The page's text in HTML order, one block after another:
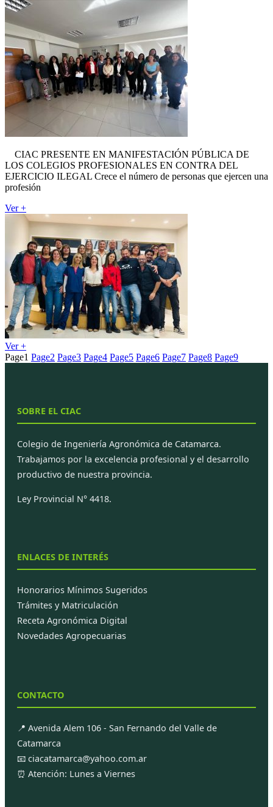
CIAC PRESENTE EN MANIFESTACIÓN PÚBLICA DE
LOS COLEGIOS PROFESIONALES EN CONTRA DEL
EJERCICIO ILEGAL Crece el número de personas que ejercen una
profesión
Ver +
Ver +
Page1 Page2 Page3 Page4 Page5 Page6 Page7 Page8 Page9
SOBRE EL CIAC
Colegio de Ingeniería Agronómica de Catamarca.
Trabajamos por la excelencia profesional y el desarrollo
productivo de nuestra provincia.
Ley Provincial N° 4418.
ENLACES DE INTERÉS
Honorarios Mínimos Sugeridos
Trámites y Matriculación
Receta Agronómica Digital
Novedades Agropecuarias
CONTACTO
📍 Avenida Alem 106 - San Fernando del Valle de
Catamarca
📧 ciacatamarca@yahoo.com.ar
⏰ Atención: Lunes a Viernes